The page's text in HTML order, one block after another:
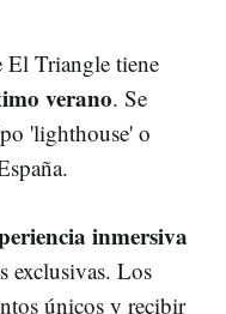
El Triangle tiene
verano. Se
'lighthouse' o
inmersiva
exclusivas. Los
únicos y recibir